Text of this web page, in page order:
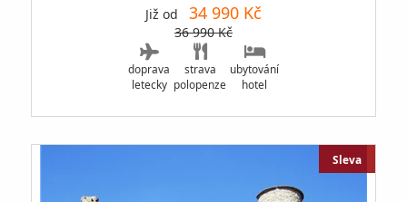
Již od 34 990 Kč
36 990 Kč
doprava
letecky
strava
polopenze
ubytování
hotel
Sleva